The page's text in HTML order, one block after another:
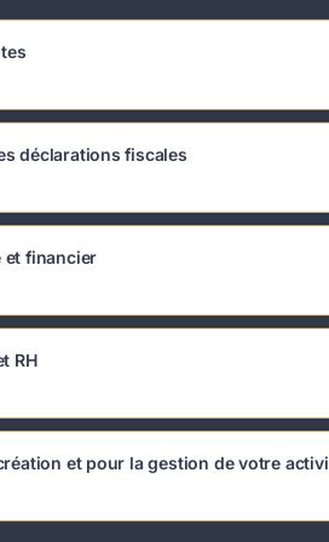
déclarations fiscales
et financier
RH
et pour la gestion de votre